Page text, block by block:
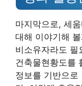
마지막으로, 세
대해 이야기해
비소유자라도 필
건축물현황도를
정보를 기반으로